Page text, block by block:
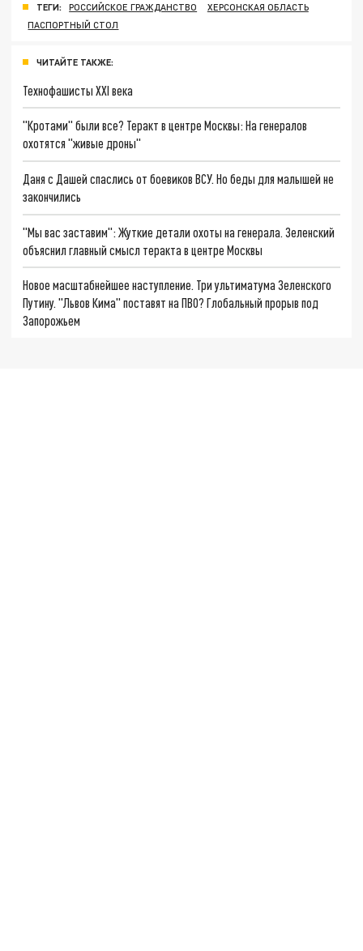
ТЕГИ: РОССИЙСКОЕ ГРАЖДАНСТВО
ХЕРСОНСКАЯ ОБЛАСТЬ
ПАСПОРТНЫЙ СТОЛ
ЧИТАЙТЕ ТАКЖЕ:
Технофашисты XXI века
"Кротами" были все? Теракт в центре Москвы: На генералов
охотятся "живые дроны"
Даня с Дашей спаслись от боевиков ВСУ. Но беды для малышей не
закончились
"Мы вас заставим": Жуткие детали охоты на генерала. Зеленский
объяснил главный смысл теракта в центре Москвы
Новое масштабнейшее наступление. Три ультиматума Зеленского
Путину. "Львов Кима" поставят на ПВО? Глобальный прорыв под
Запорожьем